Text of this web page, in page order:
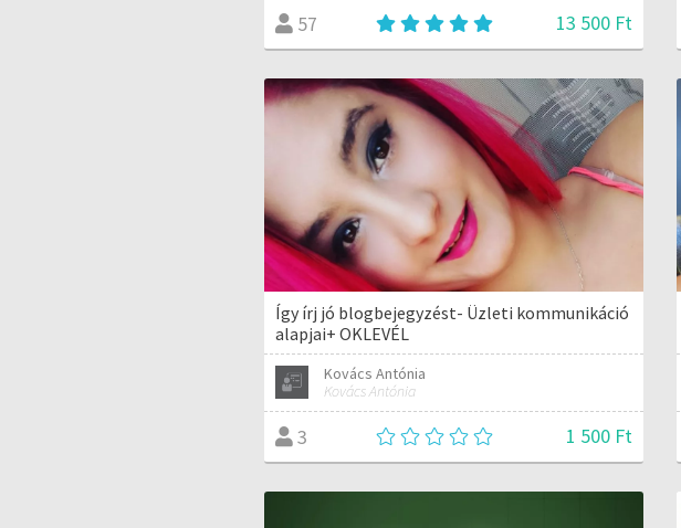
57 13 500 Ft
Így írj jó blogbejegyzést- Üzleti kommunikáció
alapjai+ OKLEVÉL
Kovács Antónia
Kovács Antónia
3 1 500 Ft